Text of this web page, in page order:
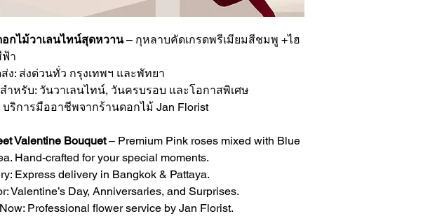
กไม้วาเลนไทน์สุดหวาน– กุหลาบคัดเกรดพรีเมียมสีชมพู +ไฮ
ฟ้า
ง: ส่งด่วนทั่ว กรุงเทพฯ และพัทยา
ำหรับ: วันวาเลนไทน์, วันครบรอบ และโอกาสพิเศษ
บริการมืออาชีพจากร้านดอกไม้ Jan Florist
Valentine Bouquet– Premium Pink roses mixed with Blue
Hand-crafted for your special moments.
Express delivery in Bangkok & Pattaya.
Valentine’s Day, Anniversaries, and Surprises.
Professional flower service by Jan Florist.